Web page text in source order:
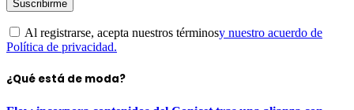
Al registrarse, acepta nuestros términosy nuestro acuerdo de
Política de privacidad.
¿Qué está de moda?